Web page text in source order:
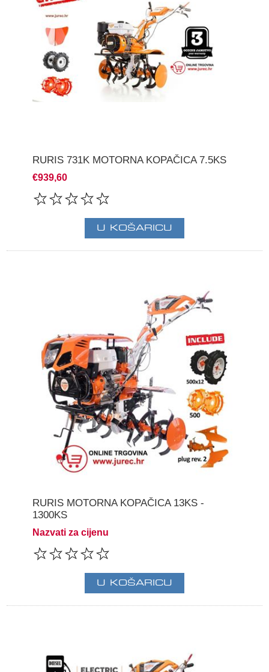
RURIS 731K MOTORNA KOPAČICA 7.5KS
€939,60
RURIS MOTORNA KOPAČICA 13KS -
1300KS
Nazvati za cijenu